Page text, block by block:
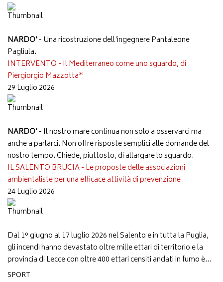
NARDO'- Una ricostruzione dell'ingegnere Pantaleone
Pagliula.
INTERVENTO - Il Mediterraneo come uno sguardo, di
Piergiorgio Mazzotta*
29 Luglio 2026
NARDO'- Il nostro mare continua non solo a osservarci ma
anche a parlarci. Non offre risposte semplici alle domande del
nostro tempo. Chiede, piuttosto, di allargare lo sguardo.
IL SALENTO BRUCIA - Le proposte delle associazioni
ambientaliste per una efficace attività di prevenzione
24 Luglio 2026
Dal 1° giugno al 17 luglio 2026 nel Salento e in tutta la Puglia,
gli incendi hanno devastato oltre mille ettari di territorio e la
provincia di Lecce con oltre 400 ettari censiti andati in fumo è...
SPORT